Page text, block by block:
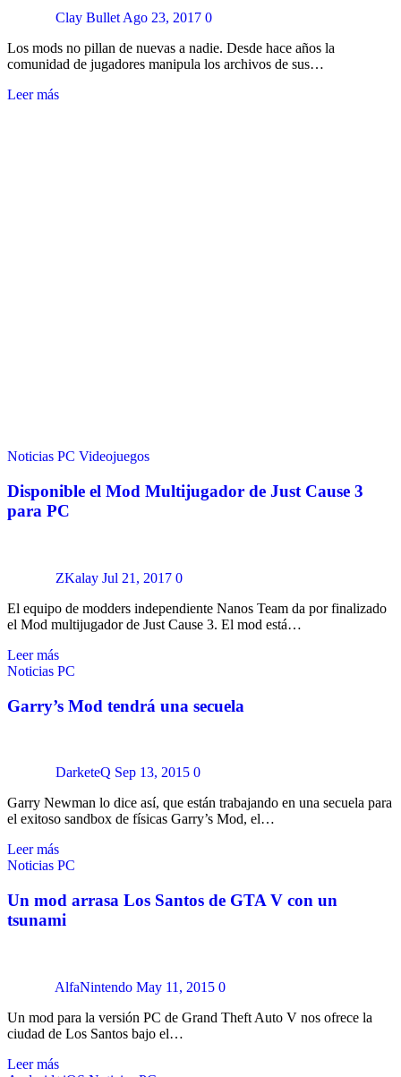
Clay BulletAgo 23, 2017 0
Los mods no pillan de nuevas a nadie. Desde hace años la
comunidad de jugadores manipula los archivos de sus…
Leer más
Noticias PC Videojuegos
Disponible el Mod Multijugador de Just Cause 3
para PC
ZKalay Jul 21, 2017 0
El equipo de modders independiente Nanos Team da por finalizado
el Mod multijugador de Just Cause 3. El mod está…
Leer más
Noticias PC
Garry’s Mod tendrá una secuela
DarketeQ Sep 13, 2015 0
Garry Newman lo dice así, que están trabajando en una secuela para
el exitoso sandbox de físicas Garry’s Mod, el…
Leer más
Noticias PC
Un mod arrasa Los Santos de GTA V con un
tsunami
AlfaNintendo May 11, 2015 0
Un mod para la versión PC de Grand Theft Auto V nos ofrece la
ciudad de Los Santos bajo el…
Leer más